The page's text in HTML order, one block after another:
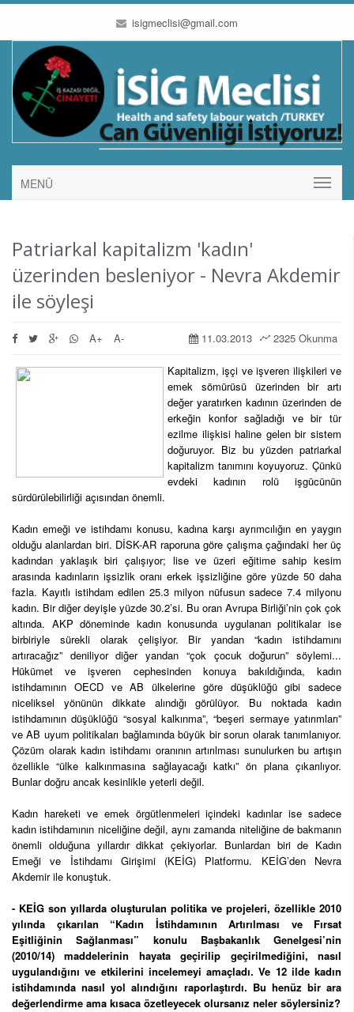
isigmeclisi@gmail.com
MENÜ
Patriarkal kapitalizm 'kadın'
üzerinden besleniyor - Nevra Akdemir
ile söyleşi
2325 Okunma
11.03.2013
A+ A-
Kapitalizm, işçi ve işveren ilişkileri ve
emek sömürüsü üzerinden bir artı
değer yaratırken kadının üzerinden de
erkeğin konfor sağladığı ve bir tür
ezilme ilişkisi haline gelen bir sistem
doğuruyor. Biz bu yüzden patriarkal
kapitalizm tanımını koyuyoruz. Çünkü
evdeki kadının rolü işgücünün
sürdürülebilirliği açısından önemli.
Kadın emeği ve istihdamı konusu, kadına karşı ayrımcılığın en yaygın
olduğu alanlardan biri. DİSK-AR raporuna göre çalışma çağındaki her üç
kadından yaklaşık biri çalışıyor; lise ve üzeri eğitime sahip kesim
arasında kadınların işsizlik oranı erkek işsizliğine göre yüzde 50 daha
fazla. Kayıtlı istihdam edilen 25.3 milyon nüfusun sadece 7.4 milyonu
kadın. Bir diğer deyişle yüzde 30.2’si. Bu oran Avrupa Birliği’nin çok çok
altında. AKP döneminde kadın konusunda uygulanan politikalar ise
birbiriyle sürekli olarak çelişiyor. Bir yandan “kadın istihdamını
artıracağız” deniliyor diğer yandan “çok çocuk doğurun” söylemi...
Hükümet ve işveren cephesinden konuya bakıldığında, kadın
istihdamının OECD ve AB ülkelerine göre düşüklüğü gibi sadece
niceliksel yönünün dikkate alındığı görülüyor. Bu noktada kadın
istihdamının düşüklüğü “sosyal kalkınma”, “beşeri sermaye yatırımları”
ve AB uyum politikaları bağlamında büyük bir sorun olarak tanımlanıyor.
Çözüm olarak kadın istihdamı oranının artırılması sunulurken bu artışın
özellikle “ülke kalkınmasına sağlayacağı katkı” ön plana çıkarılıyor.
Bunlar doğru ancak kesinlikle yeterli değil.
Kadın hareketi ve emek örgütlenmeleri içindeki kadınlar ise sadece
kadın istihdamının niceliğine değil, aynı zamanda niteliğine de bakmanın
önemli olduğuna yıllardır dikkat çekiyorlar. Bunlardan biri de Kadın
Emeği ve İstihdamı Girişimi (KEİG) Platformu. KEİG’den Nevra
Akdemir ile konuştuk.
- KEİG son yıllarda oluşturulan politika ve projeleri, özellikle 2010
yılında çıkarılan “Kadın İstihdamının Artırılması ve Fırsat
Eşitliğinin Sağlanması” konulu Başbakanlık Genelgesi’nin
(2010/14) maddelerinin hayata geçirilip geçirilmediğini, nasıl
uygulandığını ve etkilerini incelemeyi amaçladı. Ve 12 ilde kadın
istihdamında nasıl yol alındığını raporlaştırdı. Bu henüz bir ara
değerlendirme ama kısaca özetleyecek olursanız neler söylersiniz?